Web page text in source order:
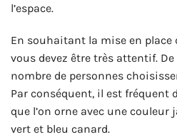
l’espace.
En souhaitant la mise en place
vous devez être très attentif.
nombre de personnes
Par conséquent, il est fréquent
que l’on orne avec une couleur
vert et bleu canard.